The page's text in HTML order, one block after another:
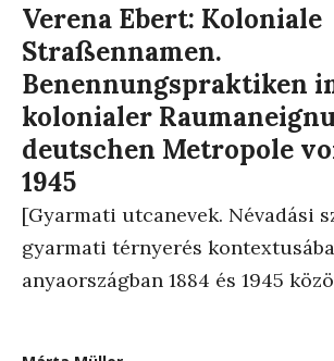
Verena Ebert: Koloniale
Straßennamen.
Benennungspraktiken
kolonialer
deutschen Metropole
1945
[Gyarmati utcanevek. Névadási
gyarmati térnyerés
anyaországban 1884 és 1945